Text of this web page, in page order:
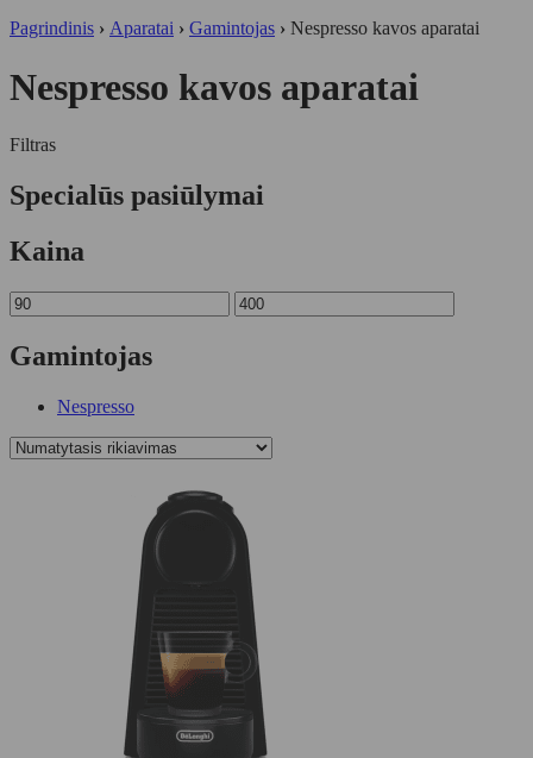
Pagrindinis › Aparatai › Gamintojas › Nespresso kavos aparatai
Nespresso kavos aparatai
Filtras
Specialūs pasiūlymai
Kaina
Gamintojas
Nespresso